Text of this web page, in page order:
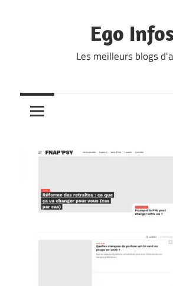
Ego
Les meilleurs blogs